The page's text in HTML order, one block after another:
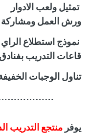
تمثيل ولعب الادوار
ورش العمل ومشاركة
نموذج استطلاع الراي
قاعات التدريب بفنادق 5 نجوم
تناول الوجبات
يوفر منتجع التدريب